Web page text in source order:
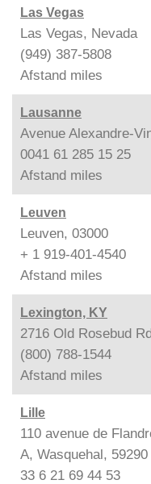
Las Vegas
Las Vegas, Nevada
(949) 387-5808
Afstand miles
Lausanne
Avenue Alexandre-
0041 61 285 15 25
Afstand miles
Leuven
Leuven, 03000
+ 1 919-401-4540
Afstand miles
Lexington, KY
2716 Old Rosebud
(800) 788-1544
Afstand miles
Lille
110 avenue de
A, Wasquehal, 59290
33 6 21 69 44 53